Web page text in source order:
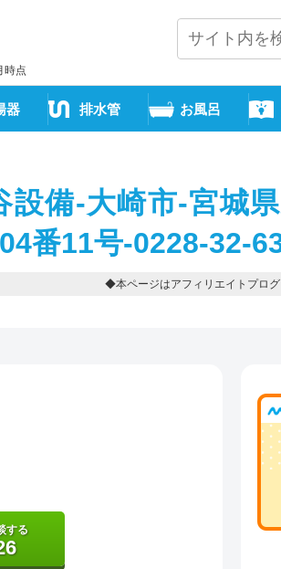
時点
器 排水管 お風呂
設備-大崎市-宮城
番11号-0228-32-
◆本ページはアフィリエイトプログ
する